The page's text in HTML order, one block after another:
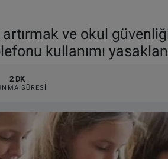
artırmak ve okul
kullanımı
2 DK
SÜRESI